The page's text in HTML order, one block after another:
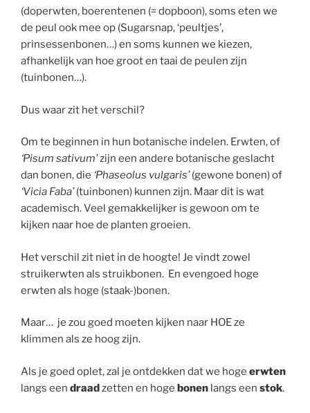
(doperwten, boerentenen (= dopboon), soms eten we
de peul ook mee op (Sugarsnap, ‘peultjes’,
prinsessenbonen…) en soms kunnen we kiezen,
afhankelijk van hoe groot en taai de peulen zijn
(tuinbonen…).
Dus waar zit het verschil?
Om te beginnen in hun botanische indelen. Erwten, of
‘Pisum sativum’zijn een andere botanische geslacht
dan bonen, die ‘Phaseolus vulgaris’(gewone bonen) of
‘Vicia Faba’(tuinbonen) kunnen zijn. Maar dit is wat
academisch. Veel gemakkelijker is gewoon om te
kijken naar hoe de planten groeien.
Het verschil zit niet in de hoogte! Je vindt zowel
struikerwten als struikbonen. En evengoed hoge
erwten als hoge (staak-)bonen.
Maar… je zou goed moeten kijken naar HOE ze
klimmen als ze hoog zijn.
Als je goed oplet, zal je ontdekken dat we hoge erwten
langs een draadzetten en hoge bonen langs een stok.